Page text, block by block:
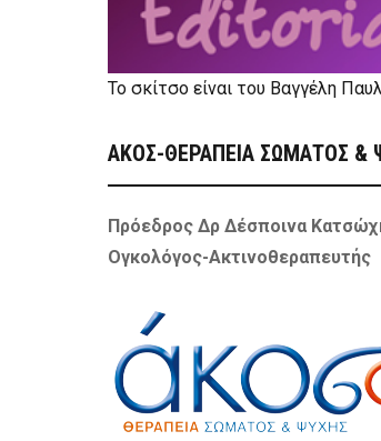
Το σκίτσο είναι του Βαγγέλη
ΑΚΟΣ-ΘΕΡΑΠΕΙΑ ΣΩΜΑΤΟΣ &
Πρόεδρος Δρ Δέσποινα
Ογκολόγος-Ακτινοθεραπευτής